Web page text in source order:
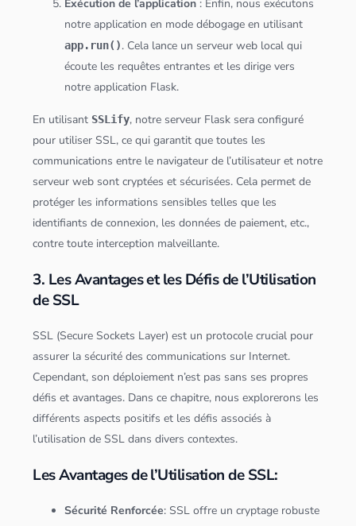
Exécution de l’application : Enfin, nous exécutons
notreapplication en mode débogage en utilisant
app.run(). Cela lance un serveur web local qui
écoute les requêtes entrantes et les dirige vers
notreapplication Flask.
En utilisant SSLify, notre serveur Flask sera configuré
pour utiliser SSL, ce qui garantit que toutes les
communications entre le navigateur de l’utilisateur et notre
serveur web sont cryptées et sécurisées. Cela permet de
protéger les informations sensibles telles que les
identifiants de connexion, lesdonnées de paiement, etc.,
contre toute interception malveillante.
3. Les Avantages et les Défis de l’Utilisation
de SSL
SSL (Secure Sockets Layer) est un protocole crucial pour
assurer la sécurité des communications sur Internet.
Cependant, son déploiement n’est pas sans ses propres
défis et avantages. Dans ce chapitre, nous explorerons les
différents aspects positifs et les défis associés à
l’utilisation de SSL dans divers contextes.
Les Avantages de l’Utilisation de SSL:
Sécurité Renforcée: SSL offre un cryptage robuste